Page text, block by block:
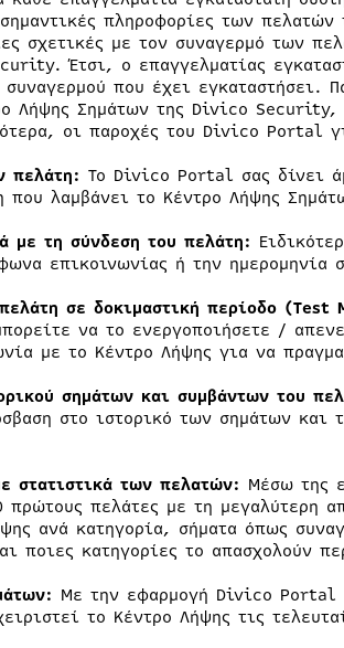
πληροφορίες των
σχετικές με τον συναγερμό των
Έτσι, ο επαγγελματίας
που έχει εγκαταστήσει.
Λήψης Σημάτων της Divico Security,
οι παροχές του Divico Portal
πελάτη: Το Divico Portal σας δίνει
που λαμβάνει το Κέντρο Λήψης
με τη σύνδεση του πελάτη:
επικοινωνίας ή την ημερομηνία
σε δοκιμαστική περίοδο (Test
να το ενεργοποιήσετε /
με το Κέντρο Λήψης για να
σημάτων και συμβάντων του
στο ιστορικό των σημάτων και
στατιστικά των πελατών: Μέσω της
πελάτες με τη μεγαλύτερη
ανά κατηγορία, σήματα όπως
ποιες κατηγορίες το απασχολούν
Με την εφαρμογή Divico Portal
το Κέντρο Λήψης τις